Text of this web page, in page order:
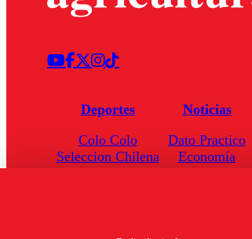
Deportes
Colo Colo
Seleccion Chilena
Noticias
Dato Practico
Economía